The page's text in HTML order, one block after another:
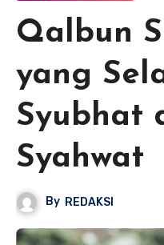
Qalbun
yang
Syubhat
Syahwat
By REDAKSI